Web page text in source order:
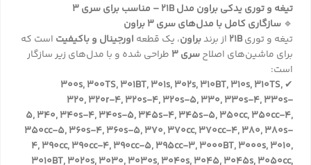
تیغه و توری یدکی براون مدل 21B – مناسب برای سری 3
🔹 سازگاری کامل با مدل‌های سری 3 براون
تیغه و توری21B از برندبراون، یک قطعه اورجینال و باکیفیت است که
برای ماشین‌های اصلاحسری 3
طراحی شده و با مدل‌های زیر سازگار
است:
✔
300s, 300TS, 301BT, 301s, 302s, 310BT, 310s, 310TS,
320,320r-4, 320s-4, 320s-5,330,330s-4, 330s-
5,340,340s-4, 340s-5, 345s-4, 345s-5,350cc, 350cc-4,
350cc-5, 360s-4, 360s-5,370, 370cc, 370cc-4, 380, 380s-
4, 390cc, 390cc-4, 390cc-5, 395cc-3, 3000BT, 3000s, 3010,
3010BT, 3020s, 3030, 3030s, 3040s, 3045, 3045s, 3050cc,